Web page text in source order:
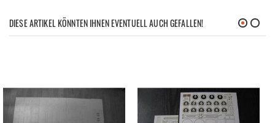
DIESE ARTIKEL KÖNNTEN IHNEN EVENTUELL AUCH GEFALLEN!